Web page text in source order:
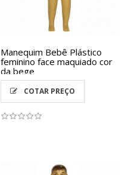
Manequim Bebê Plástico
feminino face maquiado cor
da bege
COTAR PREÇO